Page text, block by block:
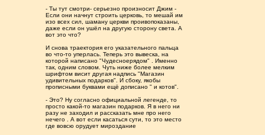
- Ты тут смотри- серьезно произносит Джим -
Если они начнут строить церковь, то мешай им
изо всех сил, шаману церкви проивопоказаны,
даже если он ушёл на другую сторону света. А
вот это что?
И снова траектория его указательного пальца
во что-то уперлась. Теперь это вывеска, на
которой написано "Чудесноерядом" . Именно
так, одним словом. Чуть ниже более мелким
шрифтом висит другая надпись "Магазин
удивительных подарков". И сбоку, якобы
прописными буквами ещё дописано " и котов".
- Это? Ну согласно официальной легенде, то
просто какой-то магазин подарков. Я в него ни
разу не заходил и рассказать мне про него
нечего . А вот если касаться сути, то это место
где вовсю орудует мироздание